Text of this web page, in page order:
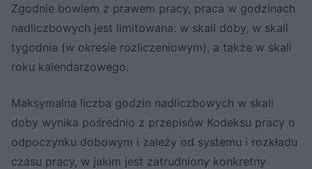
Zgodnie bowiem z prawem pracy, praca w godzinach
nadliczbowych jest limitowana: w skali doby, w skali
tygodnia (w okresie rozliczeniowym), a także w skali
roku kalendarzowego.
Maksymalna liczba godzin nadliczbowych w skali
doby wynika pośrednio z przepisów Kodeksu pracy o
odpoczynku dobowym i zależy od systemu i rozkładu
czasu pracy, w jakim jest zatrudniony konkretny